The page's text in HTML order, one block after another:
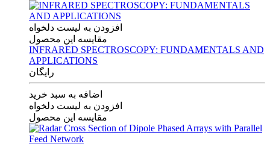
افزودن به لیست دلخواه
مقایسه این محصول
INFRARED SPECTROSCOPY: FUNDAMENTALS AND
APPLICATIONS
رایگان
اضافه به سبد خرید
افزودن به لیست دلخواه
مقایسه این محصول